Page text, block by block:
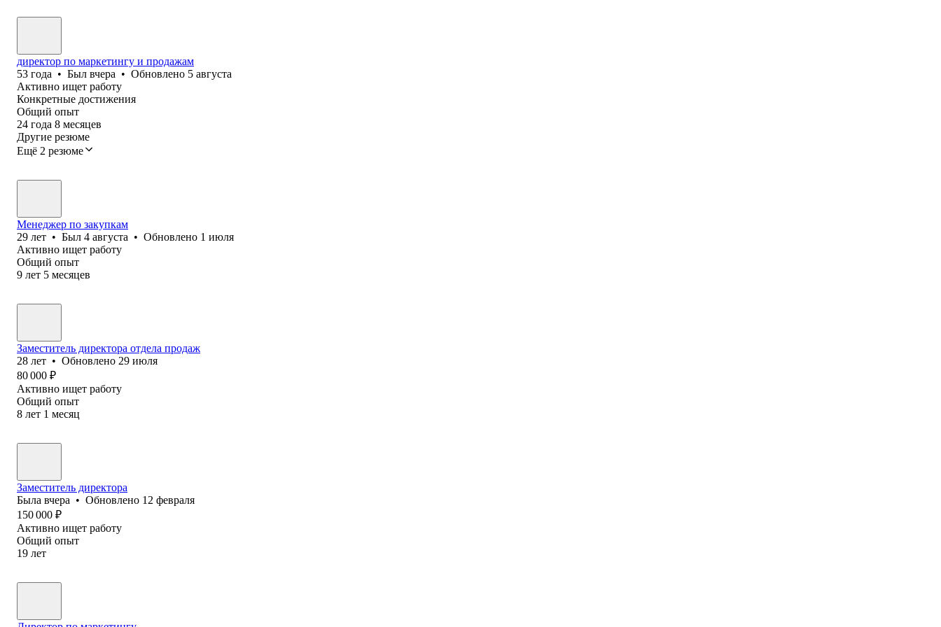
директор по маркетингу и продажам
53 года • Был вчера • Обновлено 5 августа
Активно ищет работу
Конкретные достижения
Общий опыт
24 года 8 месяцев
Другие резюме
Ещё 2 резюме
Менеджер по закупкам
29 лет • Был 4 августа • Обновлено 1 июля
Активно ищет работу
Общий опыт
9 лет 5 месяцев
Заместитель директора отдела продаж
28 лет • Обновлено 29 июля
80 000 ₽
Активно ищет работу
Общий опыт
8 лет 1 месяц
Заместитель директора
Была вчера • Обновлено 12 февраля
150 000 ₽
Активно ищет работу
Общий опыт
19 лет